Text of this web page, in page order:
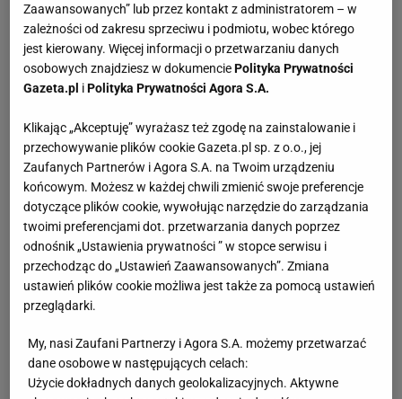
Zaawansowanych” lub przez kontakt z administratorem – w
zależności od zakresu sprzeciwu i podmiotu, wobec którego
jest kierowany. Więcej informacji o przetwarzaniu danych
osobowych znajdziesz w dokumenciePolityka Prywatności
Gazeta.pl iPolityka Prywatności Agora S.A.
Klikając „Akceptuję” wyrażasz też zgodę na zainstalowanie i
przechowywanie plików cookie Gazeta.pl sp. z o.o., jej
Zaufanych Partnerów i Agora S.A. na Twoim urządzeniu
końcowym. Możesz w każdej chwili zmienić swoje preferencje
dotyczące plików cookie, wywołując narzędzie do zarządzania
twoimi preferencjami dot. przetwarzania danych poprzez
odnośnik „Ustawienia prywatności ” w stopce serwisu i
przechodząc do „Ustawień Zaawansowanych”. Zmiana
ustawień plików cookie możliwa jest także za pomocą ustawień
przeglądarki.
My, nasi Zaufani Partnerzy i Agora S.A. możemy przetwarzać
dane osobowe w następujących celach:
Użycie dokładnych danych geolokalizacyjnych. Aktywne